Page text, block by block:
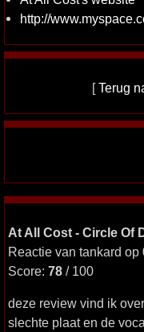
http://
[Terug
At All Cost - Circle Of
Reactie van tankard op
Score: 78 / 100
deze review vind ik
slechte plaat en de